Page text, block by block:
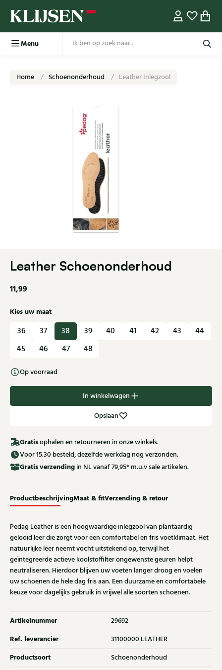
Menu
Home Schoenonderhoud Leather Inlegzool
Leather Schoenonderhoud
11,99
Kies uw maat
36 37 38 39 40 41 42 43
44
45
46 47 48
Op voorraad
In winkelwagen
Opslaan
Gratisophalen en retourneren in onze winkels.
Voor 15.30 besteld, dezelfde werkdag nog verzonden.
Gratisverzending in NL vanaf 79,95* m.u.v sale artikelen.
ProductbeschrijvingMaat & fitVerzending & retour
Pedag Leather is een hoogwaardige inlegzool van plantaardig
gelooid leer die zorgt voor een comfortabel en fris voetklimaat. Het
natuurlijke leer neemt vocht uitstekend op, terwijl het
geïntegreerde actieve koolstoffilter ongewenste geuren helpt
neutraliseren. Hierdoor blijven uw voeten langer droog en voelen
uw schoenen de hele dag fris aan. Een duurzame en comfortabele
keuze voor dagelijks gebruik in vrijwel alle soorten schoenen.
Artikelnummer 29692
Ref. leverancier 31100000 LEATHER
Productsoort Schoenonderhoud